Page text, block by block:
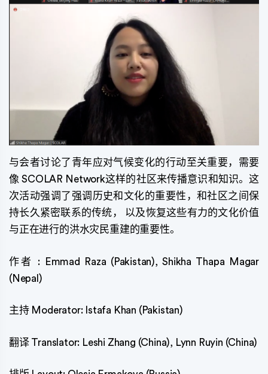
与会者讨论了青年应对气候变化的行动至关重要，需要
像 SCOLAR Network这样的社区来传播意识和知识。这
次活动强调了强调历史和文化的重要性，和社区之间保
持长久紧密联系的传统， 以及恢复这些有力的文化价值
与正在进行的洪水灾民重建的重要性。
作者 : Emmad Raza (Pakistan), Shikha Thapa Magar
(Nepal)
主持 Moderator: Istafa Khan (Pakistan)
翻译 Translator: Leshi Zhang (China), Lynn Ruyin (China)